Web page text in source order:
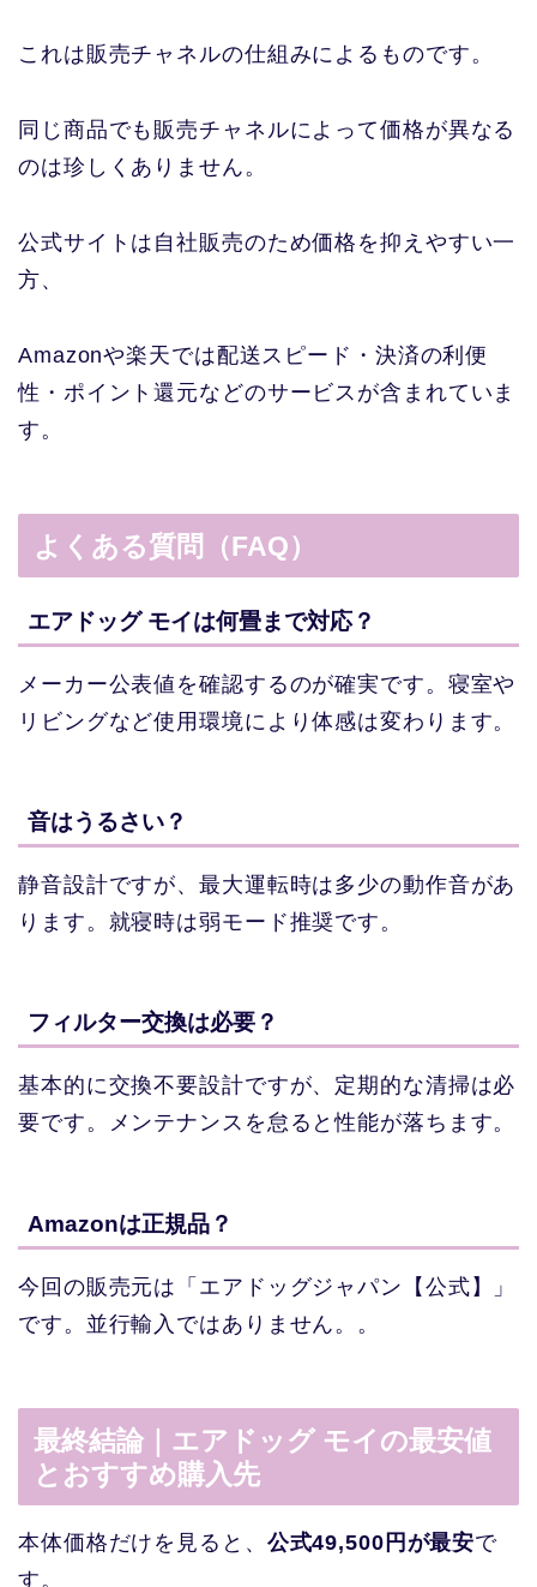
これは販売チャネルの仕組みによるものです。
同じ商品でも販売チャネルによって価格が異なる
のは珍しくありません。
公式サイトは自社販売のため価格を抑えやすい一
方、
Amazonや楽天では配送スピード・決済の利便
性・ポイント還元などのサービスが含まれていま
す。
よくある質問（FAQ）
エアドッグ モイは何畳まで対応？
メーカー公表値を確認するのが確実です。寝室や
リビングなど使用環境により体感は変わります。
音はうるさい？
静音設計ですが、最大運転時は多少の動作音があ
ります。就寝時は弱モード推奨です。
フィルター交換は必要？
基本的に交換不要設計ですが、定期的な清掃は必
要です。メンテナンスを怠ると性能が落ちます。
Amazonは正規品？
今回の販売元は「エアドッグジャパン【公式】」
です。並行輸入ではありません。。
最終結論｜エアドッグ モイの最安値
とおすすめ購入先
本体価格だけを見ると、 公式49,500円が最安で
す。